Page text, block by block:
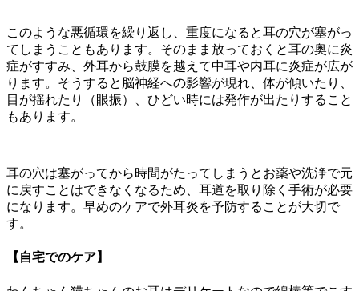
このような悪循環を繰り返し、重度になると耳の穴が塞がっ
てしまうこともあります。そのまま放っておくと耳の奥に炎
症がすすみ、外耳から鼓膜を越えて中耳や内耳に炎症が広が
ります。そうすると脳神経への影響が現れ、体が傾いたり、
目が揺れたり（眼振）、ひどい時には発作が出たりすること
もあります。
耳の穴は塞がってから時間がたってしまうとお薬や洗浄で元
に戻すことはできなくなるため、耳道を取り除く手術が必要
になります。早めのケアで外耳炎を予防することが大切で
す。
【自宅でのケア】